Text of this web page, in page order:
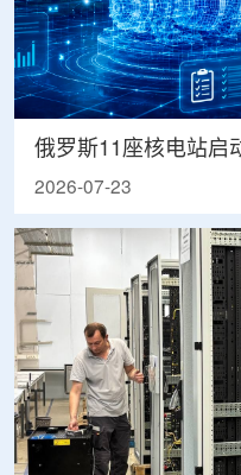
俄罗斯11座核电站启
2026-07-23